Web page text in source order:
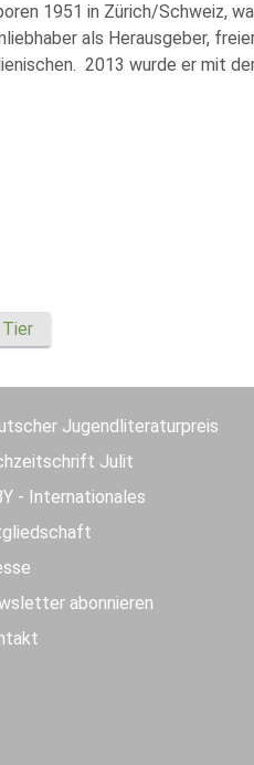
1951 in Zürich/Schweiz,
als Herausgeber,
2013 wurde er mit
Tier
Jugendliteraturpreis
Julit
- Internationales
abonnieren